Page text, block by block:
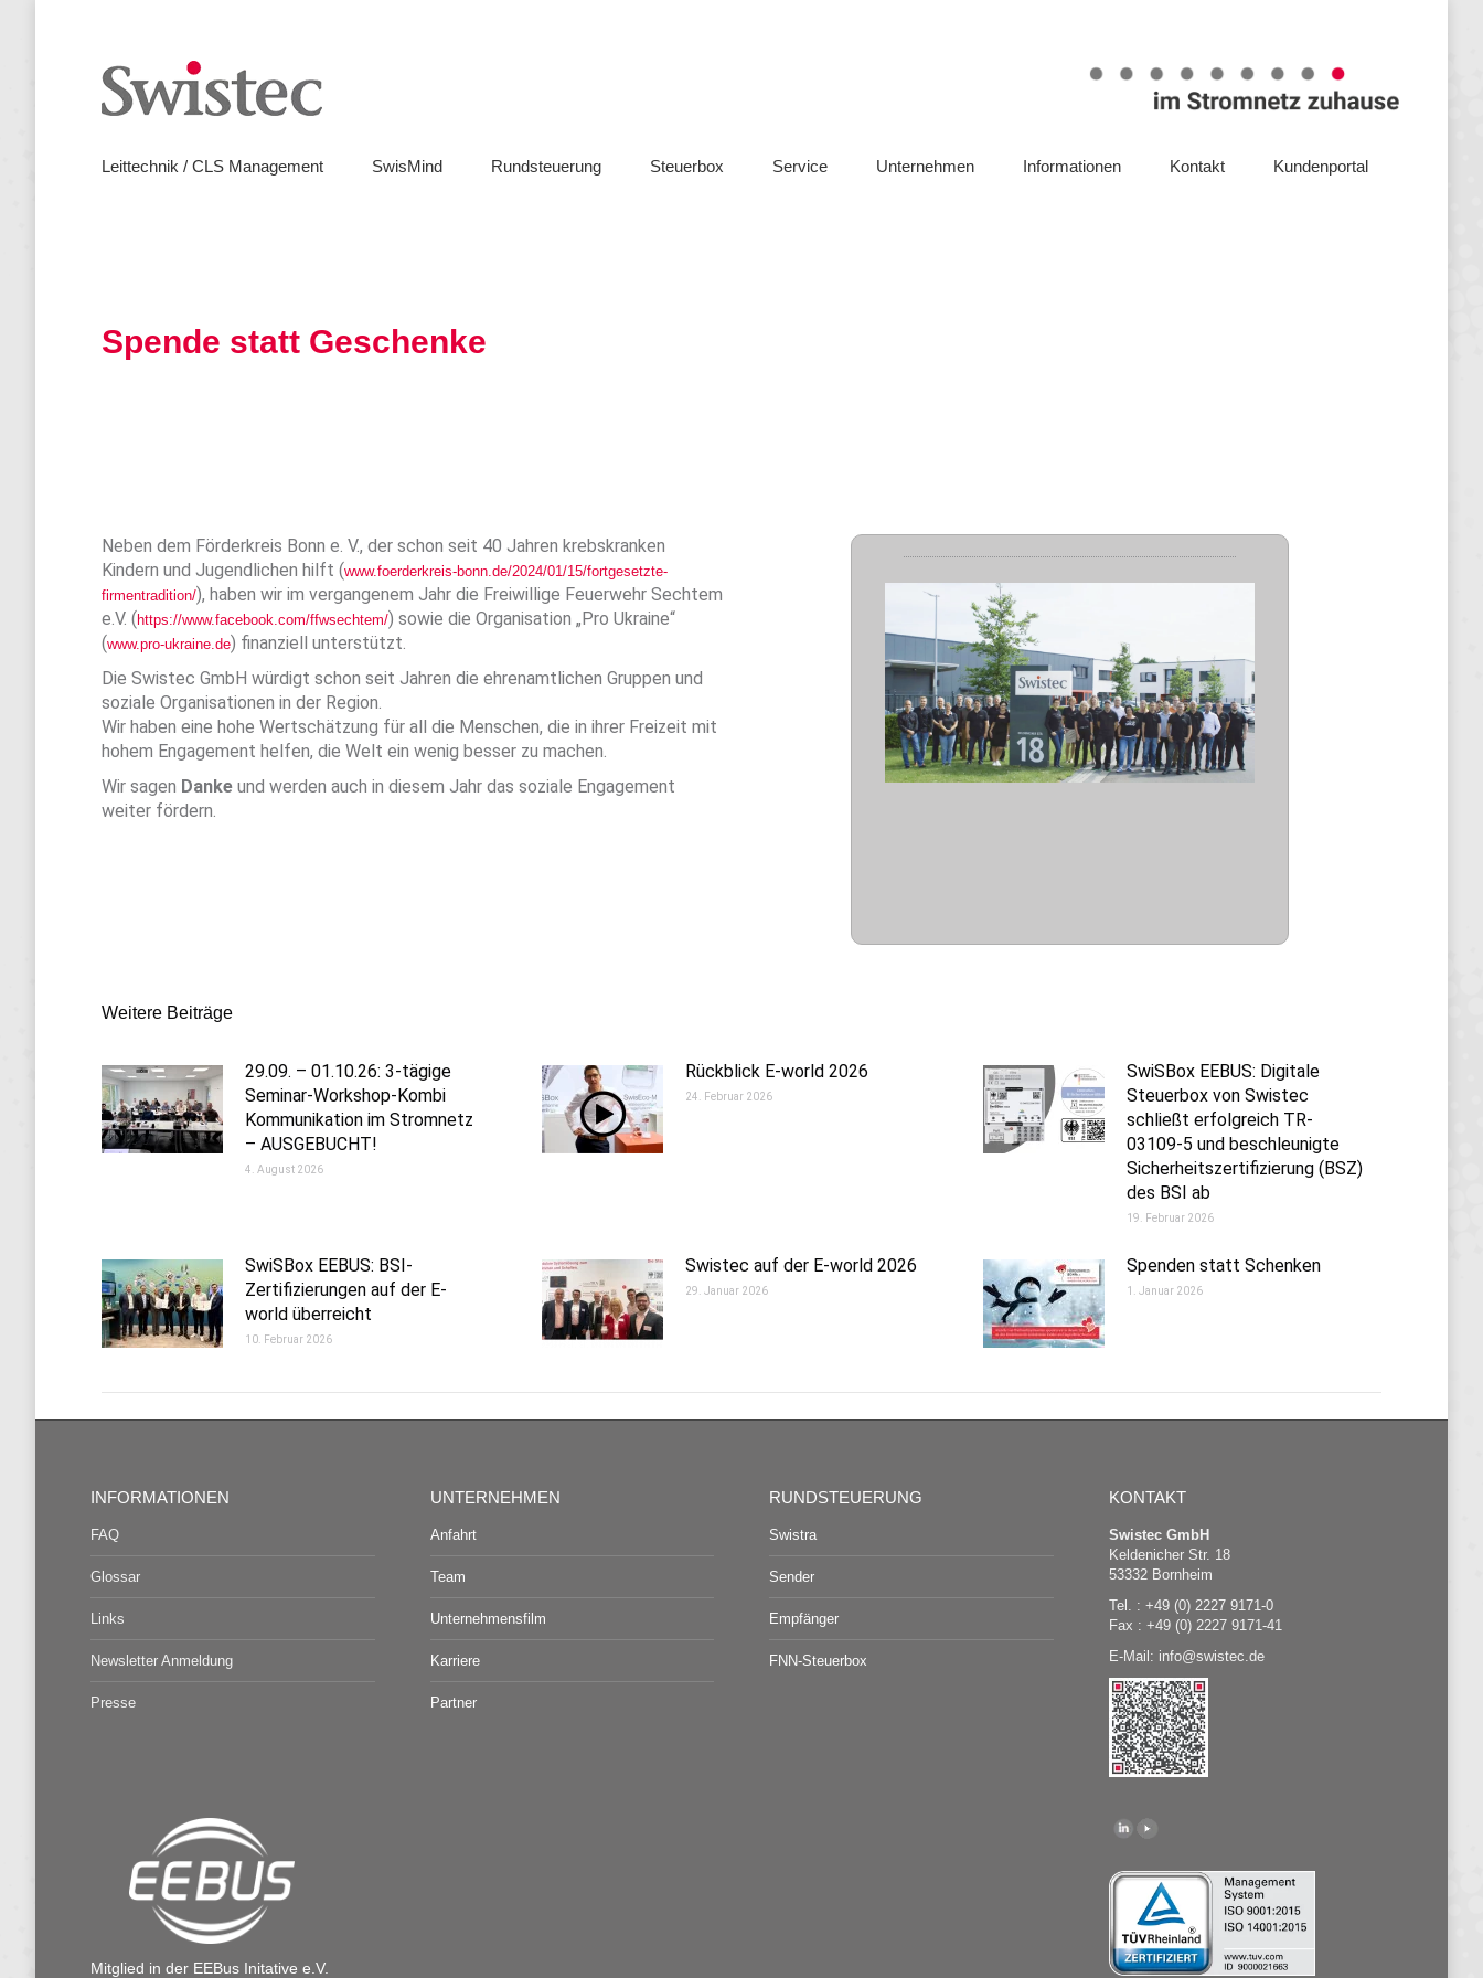
Leittechnik / CLS Management SwisMind Rundsteuerung Steuerbox Service Unternehmen Informationen Kontakt Kundenportal
Spende statt Geschenke
Neben dem Förderkreis Bonn e. V., der schon seit 40 Jahren krebskranken
Kindern und Jugendlichen hilft (www.foerderkreis-bonn.de/2024/01/15/fortgesetzte-
firmentradition/), haben wir im vergangenem Jahr die Freiwillige Feuerwehr Sechtem
e.V. (https://www.facebook.com/ffwsechtem/) sowie die Organisation „Pro Ukraine“
(www.pro-ukraine.de) finanziell unterstützt.
Die Swistec GmbH würdigt schon seit Jahren die ehrenamtlichen Gruppen und
soziale Organisationen in der Region.
Wir haben eine hohe Wertschätzung für all die Menschen, die in ihrer Freizeit mit
hohem Engagement helfen, die Welt ein wenig besser zu machen.
Wir sagen Danke und werden auch in diesem Jahr das soziale Engagement
weiter fördern.
Kommentarnavigation
Weitere Beiträge
29.09. – 01.10.26: 3-tägige
Seminar-Workshop-Kombi
Kommunikation im Stromnetz
– AUSGEBUCHT!
4. August 2026
Rückblick E-world 2026
24. Februar 2026
SwiSBox EEBUS: Digitale
Steuerbox von Swistec
schließt erfolgreich TR-
03109-5 und beschleunigte
Sicherheitszertifizierung (BSZ)
des BSI ab
19. Februar 2026
SwiSBox EEBUS: BSI-
Zertifizierungen auf der E-
world überreicht
10. Februar 2026
Swistec auf der E-world 2026
29. Januar 2026
Spenden statt Schenken
1. Januar 2026
INFORMATIONEN
FAQ
Glossar
Links
Newsletter Anmeldung
Presse
Mitglied in der EEBus Initative e.V.
UNTERNEHMEN
Anfahrt
Team
Unternehmensfilm
Karriere
Partner
RUNDSTEUERUNG
Swistra
Sender
Empfänger
FNN-Steuerbox
KONTAKT
Swistec GmbH
Keldenicher Str. 18
53332 Bornheim
Tel. : +49 (0) 2227 9171-0
Fax : +49 (0) 2227 9171-41
E-Mail:
@swistec.de
Informationen Kontakt Kundenportal